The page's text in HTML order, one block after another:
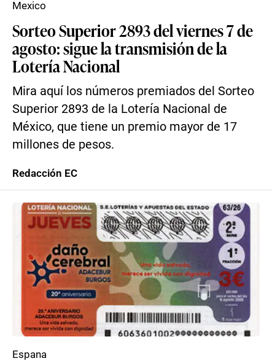
Sorteo Superior 2893 del viernes 7 de
agosto: sigue la transmisión de la
Lotería Nacional
Mira aquí los números premiados del Sorteo
Superior 2893 de la Lotería Nacional de
México, que tiene un premio mayor de 17
millones de pesos.
Mexico
Redacción EC
Espana